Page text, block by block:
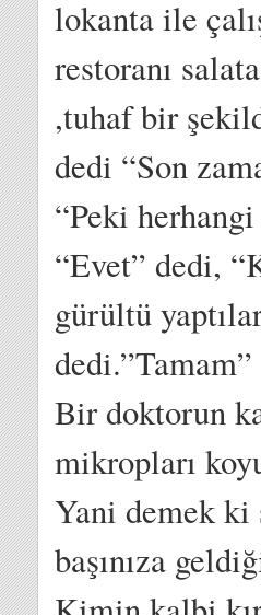
lokanta ile
restoranı
,tuhaf bir
dedi “Son
“Peki
“Evet” dedi,
gürültü
Bir doktorun
mikropları
Yani demek ki
başınıza